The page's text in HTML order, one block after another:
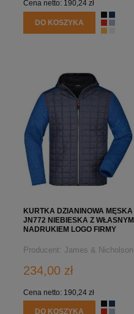
Cena netto: 190,24 zł
DO KOSZYKA
KURTKA DZIANINOWA MĘSKA
JN772 NIEBIESKA Z WŁASNYM
NADRUKIEM LOGO FIRMY
Producent: James & Nicholson
234,00 zł
Cena netto: 190,24 zł
DO KOSZYKA